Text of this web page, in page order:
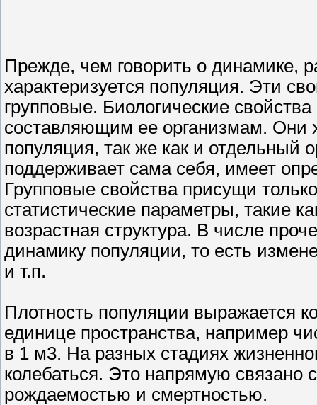
Прежде, чем говорить о динамике,
характеризуется популяция. Эти
групповые. Биологические
составляющим ее организмам. Они
популяция, так же как и отдельный
поддерживает сама себя, имеет
Групповые свойства присущи
статистические параметры, такие
возрастная структура. В числе
динамику популяции, то есть
и т.п.
Плотность популяции выражается
единице пространства, например
в 1 м3. На разных стадиях
колебаться. Это напрямую связано
рождаемостью и смертностью.